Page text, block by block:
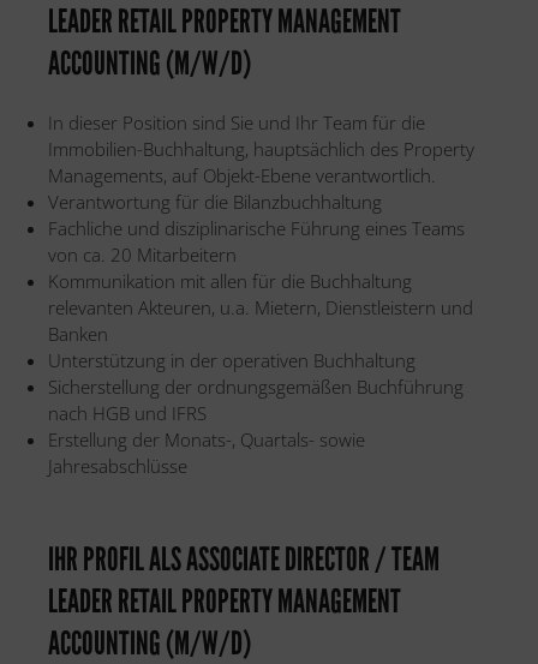
LEADER RETAIL PROPERTY MANAGEMENT
ACCOUNTING (M/W/D)
In dieser Position sind Sie und Ihr Team für die
Immobilien-Buchhaltung, hauptsächlich des Property
Managements, auf Objekt-Ebene verantwortlich.
Verantwortung für die Bilanzbuchhaltung
Fachliche und disziplinarische Führung eines Teams
von ca. 20 Mitarbeitern
Kommunikation mit allen für die Buchhaltung
relevanten Akteuren, u.a. Mietern, Dienstleistern und
Banken
Unterstützung in der operativen Buchhaltung
Sicherstellung der ordnungsgemäßen Buchführung
nach HGB und IFRS
Erstellung der Monats-, Quartals- sowie
Jahresabschlüsse
IHR PROFIL ALS ASSOCIATE DIRECTOR / TEAM
LEADER RETAIL PROPERTY MANAGEMENT
ACCOUNTING (M/W/D)